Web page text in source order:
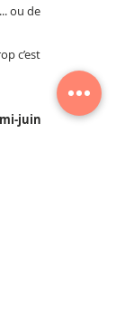
ou de
c’est
juin